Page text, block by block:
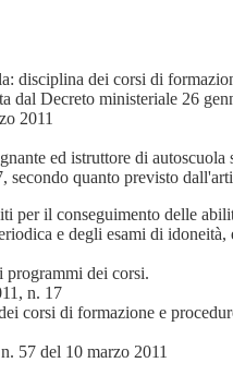
disciplina dei corsi di
dal Decreto ministeriale 26
2011
ed istruttore di
secondo quanto previsto
per il conseguimento delle
e degli esami di
programmi dei corsi.
n. 17
corsi di formazione e
57 del 10 marzo 2011